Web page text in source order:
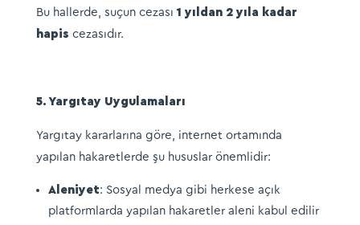
Bu hallerde, suçun cezası1 yıldan 2 yıla kadar
hapis cezasıdır.​
5. Yargıtay Uygulamaları
Yargıtay kararlarına göre, internet ortamında
yapılan hakaretlerde şu hususlar önemlidir:​
Aleniyet: Sosyal medya gibi herkese açık
platformlarda yapılan hakaretler aleni kabul edilir